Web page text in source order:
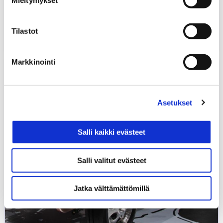
Tilastot
Markkinointi
Asetukset
Salli kaikki evästeet
Salli valitut evästeet
Jatka välttämättömillä
Tutustuminen Mobilian Autokylään
OSAAMISEN KEHITTÄMINEN
0,00€
SATL
2020